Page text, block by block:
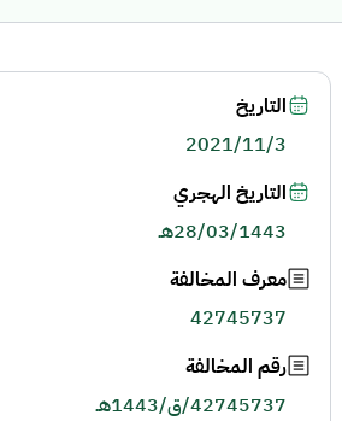
التاريخ
2021/11/3
التاريخ الهجري
28/03/1443هـ
معرف المخالفة
42745737
رقم المخالفة
42745737/ق/1443هـ